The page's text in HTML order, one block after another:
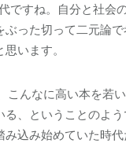
ですね。自分と社会
った切って二元論
います。
こんなに高い本を若
、ということのよ
込み始めていた時